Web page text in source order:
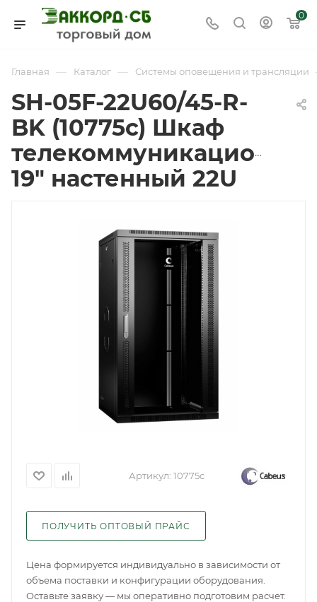
0
Главная — Каталог — Системы оповещения и трансляции
SH-05F-22U60/45-R-
BK (10775c) Шкаф
19" настенный 22U
Артикул: 10775c
ПОЛУЧИТЬ ОПТОВЫЙ ПРАЙС
Цена формируется индивидуально в зависимости от
объема поставки и конфигурации оборудования.
Оставьте заявку — мы оперативно подготовим расчет.